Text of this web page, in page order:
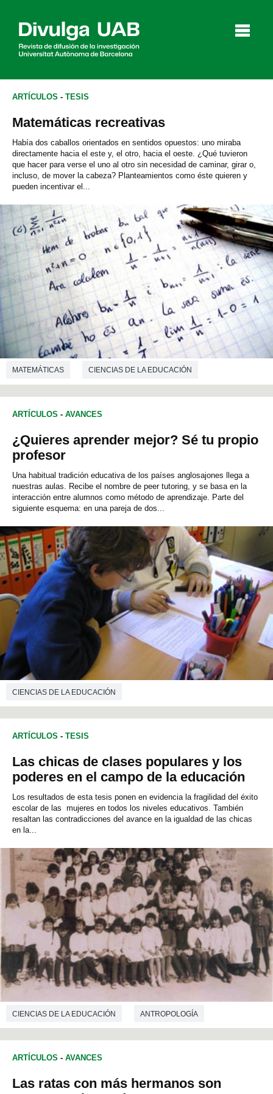
Agenda
English Català
BUSCAR
ARTÍCULOS - TESIS
Matemáticas recreativas
Había dos caballos orientados en sentidos opuestos: uno miraba
directamente hacia el este y, el otro, hacia el oeste. ¿Qué tuvieron
que hacer para verse el uno al otro sin necesidad de caminar, girar o,
incluso, de mover la cabeza? Planteamientos como éste quieren y
pueden incentivar el...
MATEMÁTICAS CIENCIAS DE LA EDUCACIÓN
ARTÍCULOS - AVANCES
¿Quieres aprender mejor? Sé tu propio
profesor
Una habitual tradición educativa de los países anglosajones llega a
nuestras aulas. Recibe el nombre de peer tutoring, y se basa en la
interacción entre alumnos como método de aprendizaje. Parte del
siguiente esquema: en una pareja de dos...
CIENCIAS DE LA EDUCACIÓN
ARTÍCULOS - TESIS
Las chicas de clases populares y los
poderes en el campo de la educación
Los resultados de esta tesis ponen en evidencia la fragilidad del éxito
escolar de las mujeres en todos los niveles educativos. También
resaltan las contradicciones del avance en la igualdad de las chicas
en la...
CIENCIAS DE LA EDUCACIÓN ANTROPOLOGÍA
ARTÍCULOS - AVANCES
Las ratas con más hermanos son